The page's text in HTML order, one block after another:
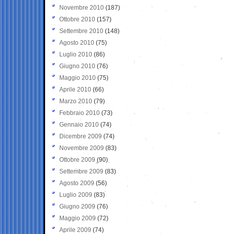
Novembre 2010 (187)
Ottobre 2010 (157)
Settembre 2010 (148)
Agosto 2010 (75)
Luglio 2010 (86)
Giugno 2010 (76)
Maggio 2010 (75)
Aprile 2010 (66)
Marzo 2010 (79)
Febbraio 2010 (73)
Gennaio 2010 (74)
Dicembre 2009 (74)
Novembre 2009 (83)
Ottobre 2009 (90)
Settembre 2009 (83)
Agosto 2009 (56)
Luglio 2009 (83)
Giugno 2009 (76)
Maggio 2009 (72)
Aprile 2009 (74)